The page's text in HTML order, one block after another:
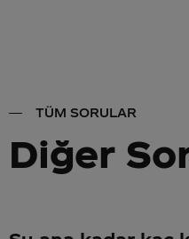
TÜM SORULAR
Diğer